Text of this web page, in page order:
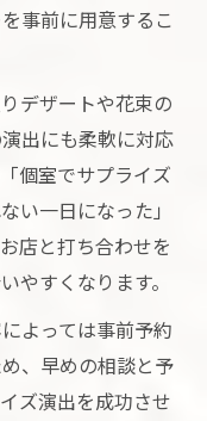
事前に用意するこ
デザートや花束の
出にも柔軟に対応
個室でサプライズ
い一日になった」
店と打ち合わせを
やすくなります。
よっては事前予約
、早めの相談と予
ズ演出を成功させ